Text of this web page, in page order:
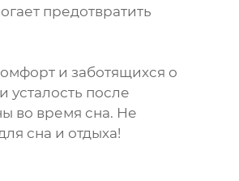
предотвратить
и заботящихся о
усталость после
во время сна. Не
сна и отдыха!